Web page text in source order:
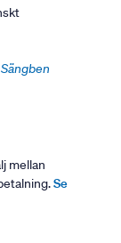
Sängben
mellan
Se